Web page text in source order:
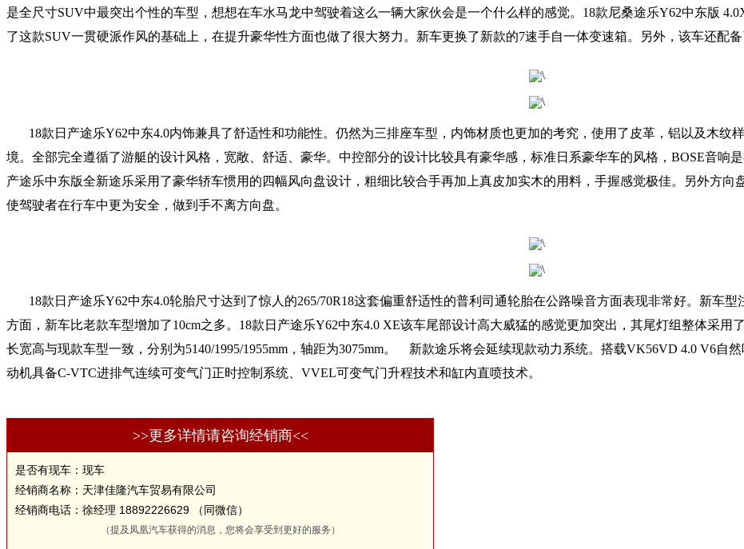
是全尺寸SUV中最突出个性的车型，想想在车水马龙中驾驶着这么一辆大家伙会是一个什么样的感觉。18款尼桑途乐Y62中东版
了这款SUV一贯硬派作风的基础上，在提升豪华性方面也做了很大努力。新车更换了新款的7速手自一体变速箱。另外，该车还配备
18款日产途乐Y62中东4.0内饰兼具了舒适性和功能性。仍然为三排座车型，内饰材质也更加的考究，使用了皮革，铝以及木纹
境。全部完全遵循了游艇的设计风格，宽敞、舒适、豪华。中控部分的设计比较具有豪华感，标准日系豪华车的风格，BOSE音响
产途乐中东版全新途乐采用了豪华轿车惯用的四幅风向盘设计，粗细比较合手再加上真皮加实木的用料，手握感觉极佳。另外方向
使驾驶者在行车中更为安全，做到手不离方向盘。
18款日产途乐Y62中东4.0轮胎尺寸达到了惊人的265/70R18这套偏重舒适性的普利司通轮胎在公路噪音方面表现非常好。新车
方面，新车比老款车型增加了10cm之多。18款日产途乐Y62中东4.0 XE该车尾部设计高大威猛的感觉更加突出，其尾灯组整体采
长宽高与现款车型一致，分别为5140/1995/1955mm，轴距为3075mm。 新款途乐将会延续现款动力系统。搭载VK56VD 4.0 V6自
动机具备C-VTC进排气连续可变气门正时控制系统、VVEL可变气门升程技术和缸内直喷技术。
>>更多详情请咨询经销商<<
是否有现车：现车
经销商名称：天津佳隆汽车贸易有限公司
经销商电话：徐经理 18892226629 （同微信）
（提及凤凰汽车获得的消息，您将会享受到更好的服务）